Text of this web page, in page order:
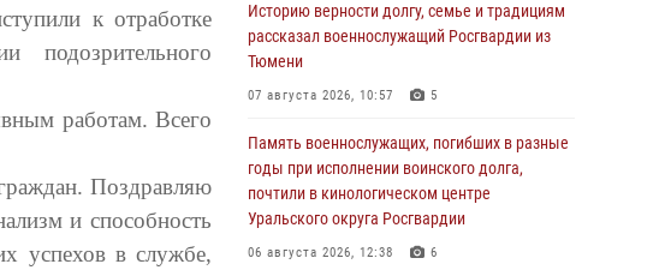
к отработке
подозрительного
работам. Всего
Поздравляю
и способность
успехов в службе,
Историю верности долгу, семье и традициям
рассказал военнослужащий Росгвардии из
Тюмени
07 августа 2026, 10:57 5
Память военнослужащих, погибших в разные
годы при исполнении воинского долга,
почтили в кинологическом центре
Уральского округа Росгвардии
06 августа 2026, 12:38 6